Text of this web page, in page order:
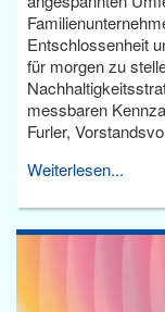
Entschlossenheit
für morgen zu
messbaren
Furler,
Weiterlesen...